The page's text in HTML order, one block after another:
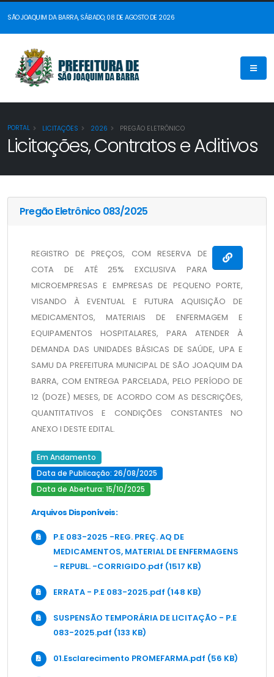
SÃO JOAQUIM DA BARRA, SÁBADO, 08 DE AGOSTO DE 2026
PORTAL LICITAÇÕES 2026 PREGÃO ELETRÔNICO
Licitações, Contratos e Aditivos
Pregão Eletrônico 083/2025
REGISTRO DE PREÇOS, COM RESERVA DE
COTA DE ATÉ 25% EXCLUSIVA PARA
MICROEMPRESAS E EMPRESAS DE PEQUENO PORTE,
VISANDO À EVENTUAL E FUTURA AQUISIÇÃO DE
MEDICAMENTOS, MATERIAIS DE ENFERMAGEM E
EQUIPAMENTOS HOSPITALARES, PARA ATENDER À
DEMANDA DAS UNIDADES BÁSICAS DE SAÚDE, UPA E
SAMU DA PREFEITURA MUNICIPAL DE SÃO JOAQUIM DA
BARRA, COM ENTREGA PARCELADA, PELO PERÍODO DE
12 (DOZE) MESES, DE ACORDO COM AS DESCRIÇÕES,
QUANTITATIVOS E CONDIÇÕES CONSTANTES NO
ANEXO I DESTE EDITAL.
Em Andamento
Data de Publicação: 26/08/2025
Data de Abertura: 15/10/2025
Arquivos Disponíveis:
P.E 083-2025 -REG. PREÇ. AQ DE
MEDICAMENTOS, MATERIAL DE ENFERMAGENS
- REPUBL. -CORRIGIDO.pdf (1517 KB)
ERRATA - P.E 083-2025.pdf (148 KB)
SUSPENSÃO TEMPORÁRIA DE LICITAÇÃO - P.E
083-2025.pdf (133 KB)
01.Esclarecimento PROMEFARMA.pdf (56 KB)